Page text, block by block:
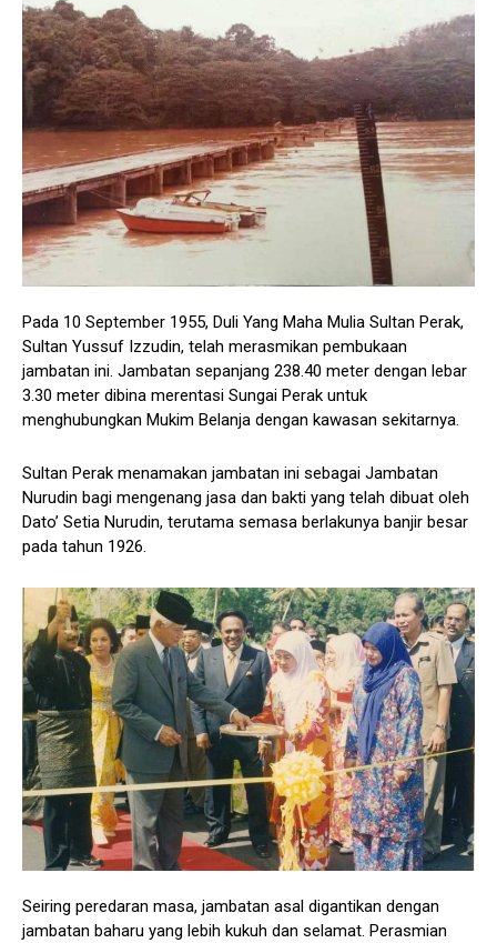
Pada 10 September 1955, Duli Yang Maha Mulia Sultan Perak,
Sultan Yussuf Izzudin, telah merasmikan pembukaan
jambatan ini. Jambatan sepanjang 238.40 meter dengan lebar
3.30 meter dibina merentasi Sungai Perak untuk
menghubungkan Mukim Belanja dengan kawasan sekitarnya.
Sultan Perak menamakan jambatan ini sebagai Jambatan
Nurudin bagi mengenang jasa dan bakti yang telah dibuat oleh
Dato’ Setia Nurudin, terutama semasa berlakunya banjir besar
pada tahun 1926.
Seiring peredaran masa, jambatan asal digantikan dengan
jambatan baharu yang lebih kukuh dan selamat. Perasmian